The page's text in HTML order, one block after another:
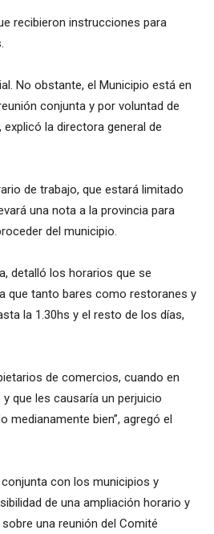
recibieron instrucciones para
No obstante, el Municipio está en
conjunta y por voluntad de
la directora general de
de trabajo, que estará limitado
una nota a la provincia para
del municipio.
detalló los horarios que se
que tanto bares como restoranes y
la 1.30hs y el resto de los días,
de comercios, cuando en
que les causaría un perjuicio
bien”, agregó el
con los municipios y
de una ampliación horario y
una reunión del Comité